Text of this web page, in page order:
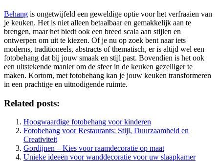
Behang is ongetwijfeld een geweldige optie voor het verfraaien van
je keuken. Het is niet alleen betaalbaar en gemakkelijk aan te
brengen, maar het biedt ook een breed scala aan stijlen en
ontwerpen om uit te kiezen. Of je nu op zoek bent naar iets
moderns, traditioneels, abstracts of thematisch, er is altijd wel een
fotobehang dat bij jouw smaak en stijl past. Bovendien is het ook
een uitstekende manier om de sfeer in de keuken gezelliger te
maken. Kortom, met fotobehang kan je jouw keuken transformeren
in een prachtige en uitnodigende ruimte.
Related posts:
Hoogwaardige fotobehang voor kinderen
Fotobehang voor Restaurants: Stijl, Duurzaamheid en
Creativiteit
Gordijnen – Kies voor raamdecoratie op maat
Unieke ideeën voor wanddecoratie voor uw slaapkamer